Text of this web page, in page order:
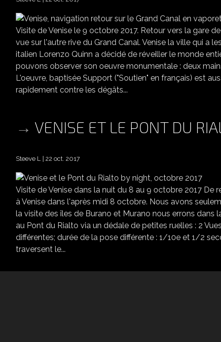
Visite de Venise le 9 octobre 2017. Retour vers la gare
vue sur l'autre rive du Grand Canal. Venise la ville qui a
italien Lorenzo Quinn a décidé de réveiller le monde
pouvons observer son oeuvre monumentale : deux
L'oeuvre, baptisée Support ("Soutien" en français) est
rapidement contre les dégâts...
VENISE ET LE PONT DU
Steeve L 22 oct. 2017
Visite de Venise dans la nuit du 8 au 9 octobre 2017
à Venise dans l'après midi 8 octobre. Nous avons
la visite des îles de Burano et Murano nous errons
au Pont du Rialto via un dédale de petites ruelles : 2
différentes; durée de la pose différente : 1/10e et 1/2
traversent le...